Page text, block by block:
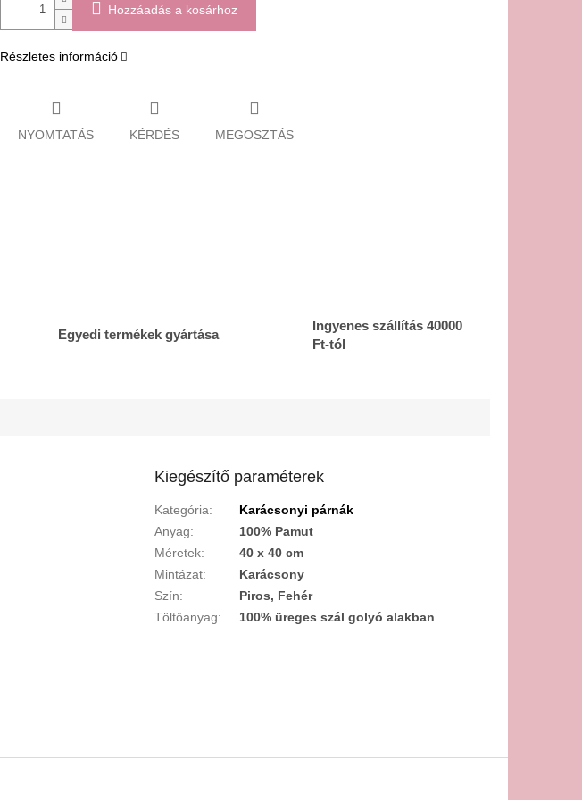
Hozzáadás a kosárhoz
Részletes információ
NYOMTATÁS KÉRDÉS MEGOSZTÁS
Egyedi termékek gyártása
Ingyenes szállítás 40000
Ft-tól
Kiegészítő paraméterek
Kategória:
Karácsonyi párnák
Anyag:
100% Pamut
Méretek:
40 x 40 cm
Mintázat:
Karácsony
Szín:
Piros, Fehér
Töltőanyag: 100% üreges szál golyó alakban